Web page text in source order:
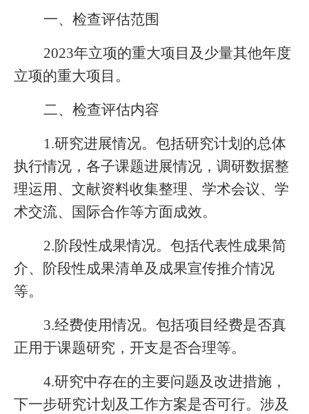
一、检查评估范围
2023年立项的重大项目及少量其他年度
立项的重大项目。
二、检查评估内容
1.研究进展情况。包括研究计划的总体
执行情况，各子课题进展情况，调研数据整
理运用、文献资料收集整理、学术会议、学
术交流、国际合作等方面成效。
2.阶段性成果情况。包括代表性成果简
介、阶段性成果清单及成果宣传推介情况
等。
3.经费使用情况。包括项目经费是否真
正用于课题研究，开支是否合理等。
4.研究中存在的主要问题及改进措施，
下一步研究计划及工作方案是否可行。涉及